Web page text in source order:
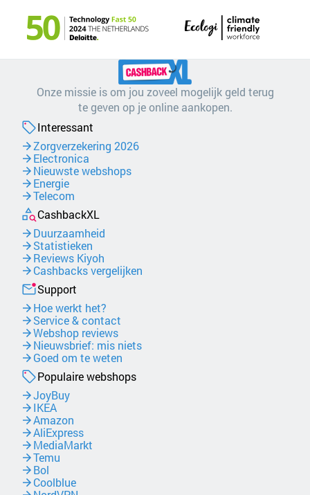
Onze missie is om jou zoveel mogelijk geld terug
te geven op je online aankopen.
Interessant
Zorgverzekering 2026
Electronica
Nieuwste webshops
Energie
Telecom
CashbackXL
Duurzaamheid
Statistieken
Reviews Kiyoh
Cashbacks vergelijken
Support
Hoe werkt het?
Service & contact
Webshop reviews
Nieuwsbrief: mis niets
Goed om te weten
Populaire webshops
JoyBuy
IKEA
Amazon
AliExpress
MediaMarkt
Temu
Bol
Coolblue